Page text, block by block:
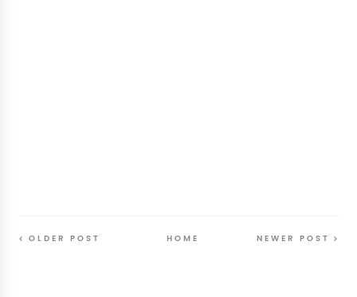
NEWER POST
OLDER POST HOME